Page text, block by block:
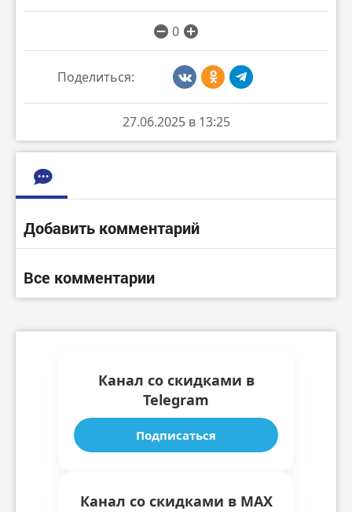
0
Поделиться:
27.06.2025 в 13:25
Добавить комментарий
Все комментарии
Канал со скидками в
Telegram
Подписаться
Канал со скидками в MAX